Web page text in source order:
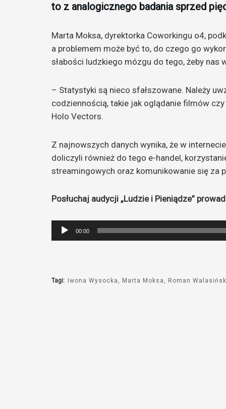
to z analogicznego badania sprzed
Marta Moksa, dyrektorka Coworkingu o4,
a problemem może być to, do czego go
słabości ludzkiego mózgu do tego, żeby nas
– Statystyki są nieco sfałszowane. Należy
codziennością, takie jak oglądanie filmów
Holo Vectors.
Z najnowszych danych wynika, że w
doliczyli również do tego e-handel,
streamingowych oraz komunikowanie się za
Posłuchaj audycji „Ludzie i Pieniądze”
Odtwarzacz
plików
00:00
Tagi: Iwona Wysocka Marta Moksa Roman